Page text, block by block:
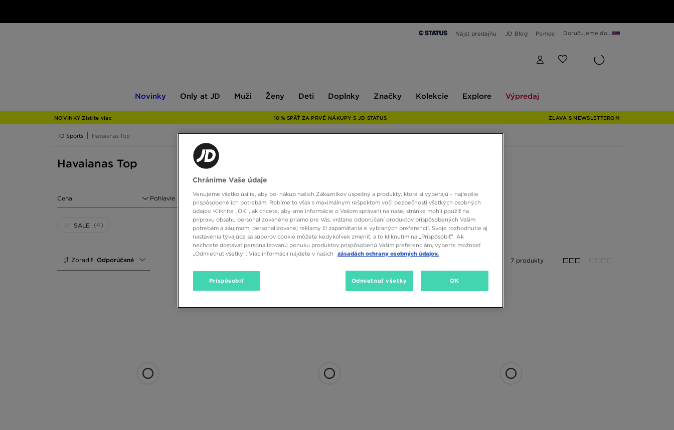
Nájsť predajňu JD Blog Pomoc Doručujeme do...
Novinky
JD
Only at JD Muži Ženy Deti Doplnky Značky Kolekcie Explore Výpredaj
NOVINKY Zistite viac 10 % SPÄŤ ZA PRVÉ NÁKUPY S JD STATUS ZĽAVA S NEWSLETTEROM
JD Sports Havaianas Top
Havaianas Top
Cena Pohlavie Veľkosť Farba
SALE (4)
Zoradiť: Odporúčané 7 produkty
Chránime Vaše údaje
Venujeme všetko úsilie, aby bol nákup našich Zákazníkov úspešný a produkty, ktoré si vyberajú – najlepšie
prispôsobené ich potrebám. Robíme to však s maximálnym rešpektom voči bezpečnosti všetkých osobných
údajov. Kliknite „OK”, ak chcete, aby sme informácie o Vašom správaní na našej stránke mohli použiť na
prípravu obsahu personalizovaného priamo pre Vás, vrátane odporúčaní produktov prispôsobených Vašim
potrebám a záujmom, personalizovanej reklamy či zapamätania si vybraných preferencií. Svoje rozhodnutie aj
nastavenia týkajúce sa súborov cookie môžete kedykoľvek zmeniť, a to kliknutím na „Prispôsobiť”. Ak
nechcete dostávať personalizovanú ponuku produktov prispôsobenú Vašim preferenciám, vyberte možnosť
„Odmietnuť všetky”. Viac informácií nájdete v našich
zásadách ochrany osobných údajov.
Prispôsobiť Odmietnuť všetky OK